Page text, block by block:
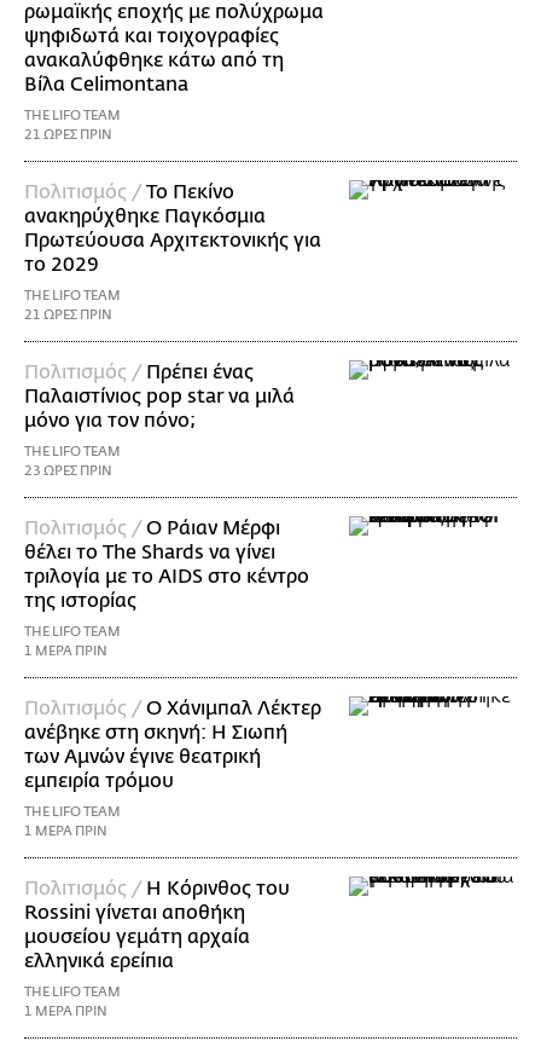
ρωμαϊκής εποχής με πολύχρωμα
ψηφιδωτά και τοιχογραφίες
ανακαλύφθηκε κάτω από τη
Βίλα Celimontana
THE LIFO TEAM
21 ΩΡΕΣ ΠΡΙΝ
Πολιτισμός /Το Πεκίνο
ανακηρύχθηκε Παγκόσμια
Πρωτεύουσα Αρχιτεκτονικής για
το 2029
THE LIFO TEAM
21 ΩΡΕΣ ΠΡΙΝ
Πολιτισμός / Πρέπει ένας
Παλαιστίνιος pop star να μιλά
μόνο για τον πόνο;
THE LIFO TEAM
23 ΩΡΕΣ ΠΡΙΝ
Πολιτισμός /Ο Ράιαν Μέρφι
θέλει το The Shards να γίνει
τριλογία με το AIDS στο κέντρο
της ιστορίας
THE LIFO TEAM
1 ΜΕΡΑ ΠΡΙΝ
Πολιτισμός /Ο Χάνιμπαλ Λέκτερ
ανέβηκε στη σκηνή: Η Σιωπή
των Αμνών έγινε θεατρική
εμπειρία τρόμου
THE LIFO TEAM
1 ΜΕΡΑ ΠΡΙΝ
Πολιτισμός / Η Κόρινθος του
Rossini γίνεται αποθήκη
μουσείου γεμάτη αρχαία
ελληνικά ερείπια
THE LIFO TEAM
1 ΜΕΡΑ ΠΡΙΝ